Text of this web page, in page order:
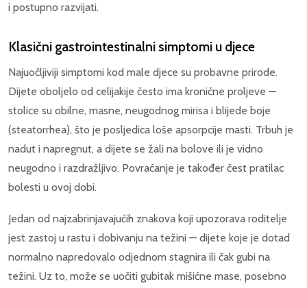
i postupno razvijati.
Klasični gastrointestinalni simptomi u djece
Najuočljiviji simptomi kod male djece su probavne prirode.
Dijete oboljelo od celijakije često ima kronične proljeve —
stolice su obilne, masne, neugodnog mirisa i blijede boje
(steatorrhea), što je posljedica loše apsorpcije masti. Trbuh je
nadut i napregnut, a dijete se žali na bolove ili je vidno
neugodno i razdražljivo. Povraćanje je također čest pratilac
bolesti u ovoj dobi.
Jedan od najzabrinjavajućih znakova koji upozorava roditelje
jest zastoj u rastu i dobivanju na težini — dijete koje je dotad
normalno napredovalo odjednom stagnira ili čak gubi na
težini. Uz to, može se uočiti gubitak mišićne mase, posebno